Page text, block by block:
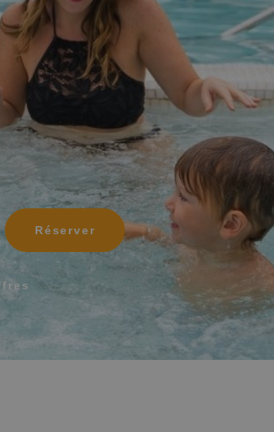
Que comprend mon
Comment réserver
réservation
Modifier ma
Annuler ma
Autres demandes
APPELIONS
de confidentialité
Réserver